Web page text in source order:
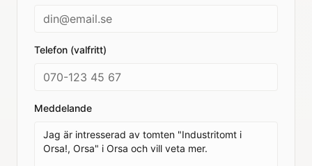
Telefon (valfritt)
Meddelande